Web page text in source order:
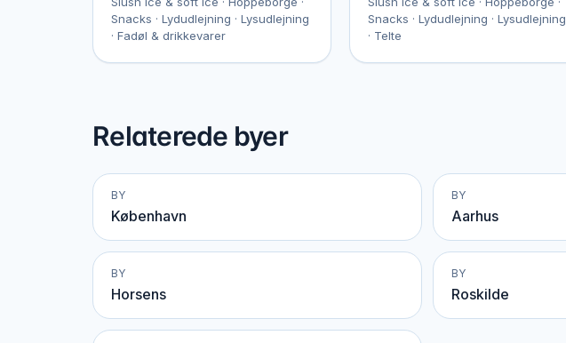
Snacks · Lydudlejning · Lysudlejning
· Fadøl & drikkevarer
Snacks · Lydudlejning · Lysudlejning
· Telte
Relaterede byer
BY
København
BY
Aarhus
BY
Horsens
BY
Roskilde